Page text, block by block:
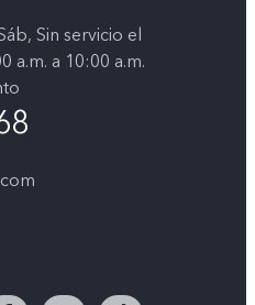
Sin servicio el
a.m. a 10:00 a.m.